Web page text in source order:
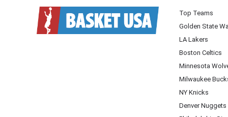
Top Teams
Golden State
LA Lakers
Boston Celtics
Minnesota
Milwaukee
NY Knicks
Denver Nuggets